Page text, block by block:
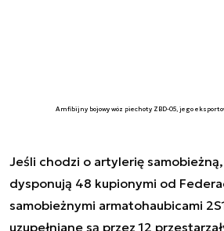
Amfibijny bojowy wóz piechoty ZBD-05, jego
Jeśli chodzi o artylerię
dysponują 48 kupionymi od
samobieżnymi armatohaubicami
uzupełniane są przez 12